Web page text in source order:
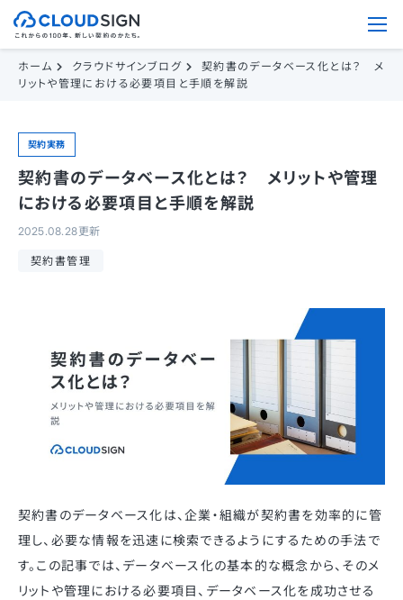
ホーム クラウドサインブログ
契約書のデータベース化とは？ メ
リットや管理における必要項目と手順を解説
契約実務
契約書のデータベース化とは？ メリットや管理
における必要項目と手順を解説
2025.08.28更新
契約書管理
契約書のデータベース化は、企業・組織が契約書を効率的に管
理し、必要な情報を迅速に検索できるようにするための手法で
す。この記事では、データベース化の基本的な概念から、そのメ
リットや管理における必要項目、データベース化を成功させる